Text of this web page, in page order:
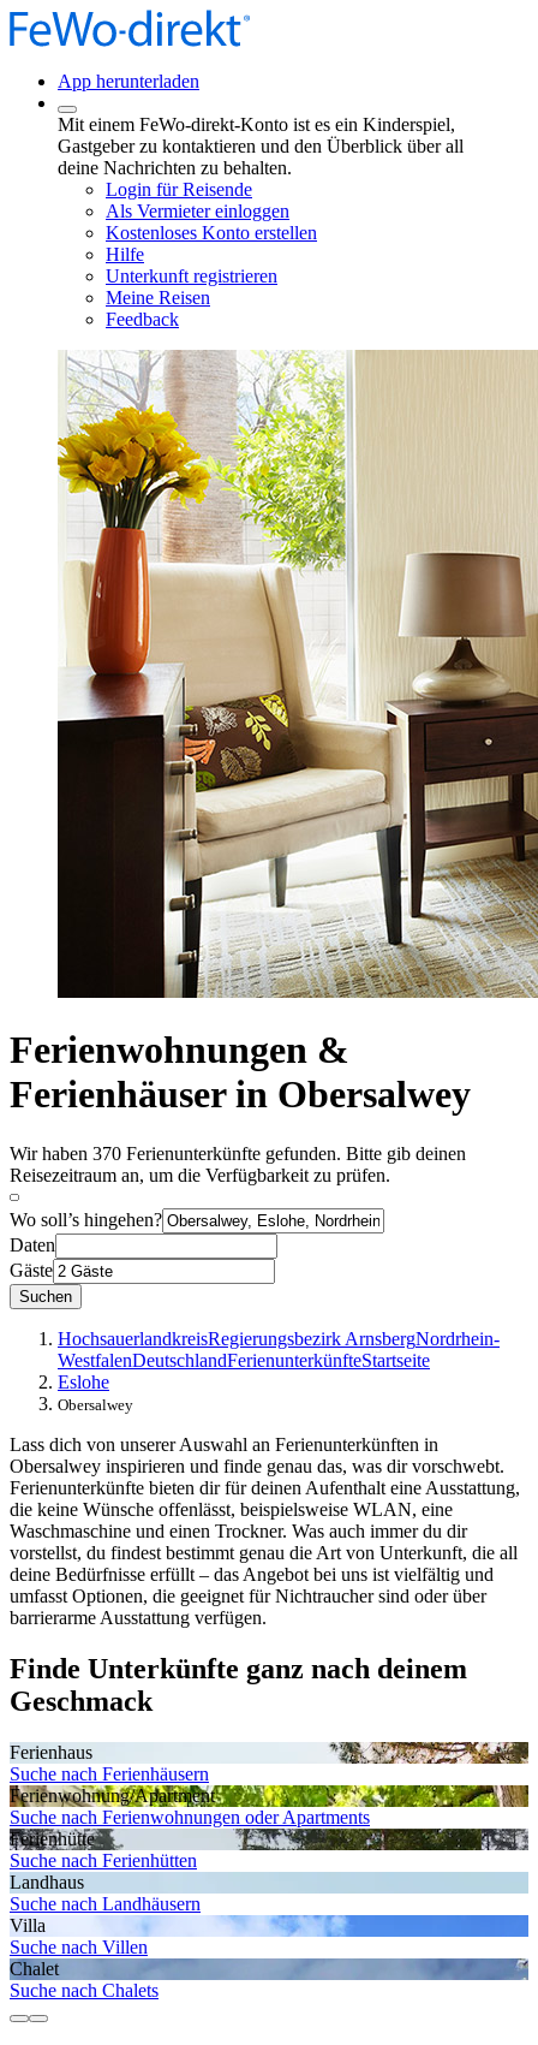
App herunterladen
Mit einem FeWo-direkt-Konto ist es ein Kinderspiel,
Gastgeber zu kontaktieren und den Überblick über all
deine Nachrichten zu behalten.
Login für Reisende
Als Vermieter einloggen
Kostenloses Konto erstellen
Hilfe
Unterkunft registrieren
Meine Reisen
Feedback
Ferienwohnungen &
Ferienhäuser in Obersalwey
Wir haben 370 Ferienunterkünfte gefunden. Bitte gib deinen
Reisezeitraum an, um die Verfügbarkeit zu prüfen.
Wo soll’s hingehen?
Daten
Gäste
Suchen
HochsauerlandkreisRegierungsbezirk ArnsbergNordrhein-
WestfalenDeutschlandFerienunterkünfteStartseite
Eslohe
Obersalwey
Lass dich von unserer Auswahl an Ferienunterkünften in
Obersalwey inspirieren und finde genau das, was dir vorschwebt.
Ferienunterkünfte bieten dir für deinen Aufenthalt eine Ausstattung,
die keine Wünsche offenlässt, beispielsweise WLAN, eine
Waschmaschine und einen Trockner. Was auch immer du dir
vorstellst, du findest bestimmt genau die Art von Unterkunft, die all
deine Bedürfnisse erfüllt – das Angebot bei uns ist vielfältig und
umfasst Optionen, die geeignet für Nichtraucher sind oder über
barrierarme Ausstattung verfügen.
Finde Unterkünfte ganz nach deinem
Geschmack
Ferienhaus
Suche nach Ferienhäusern
Ferienwohnung/Apartment
Suche nach Ferienwohnungen oder Apartments
Ferienhütte
Suche nach Ferienhütten
Landhaus
Suche nach Landhäusern
Villa
Suche nach Villen
Chalet
Suche nach Chalets